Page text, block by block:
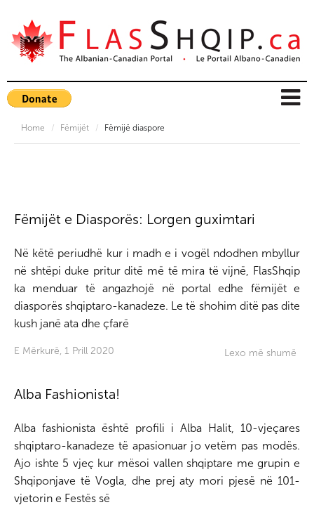
Home / Fëmijët / Fëmijë diaspore
Fëmijët e Diasporës: Lorgen guximtari
Në këtë periudhë kur i madh e i vogël ndodhen mbyllur
në shtëpi duke pritur ditë më të mira të vijnë, FlasShqip
ka menduar të angazhojë në portal edhe fëmijët e
diasporës shqiptaro-kanadeze. Le të shohim ditë pas dite
kush janë ata dhe çfarë
E Mërkurë, 1 Prill 2020 Lexo më shumë
Alba Fashionista!
Alba fashionista është profili i Alba Halit, 10-vjeçares
shqiptaro-kanadeze të apasionuar jo vetëm pas modës.
Ajo ishte 5 vjeç kur mësoi vallen shqiptare me grupin e
Shqiponjave të Vogla, dhe prej aty mori pjesë në 101-
vjetorin e Festës së